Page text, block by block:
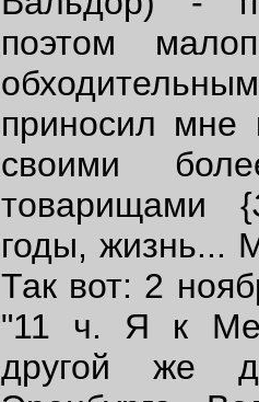
поэтом
приносил мне
своими
товарищами {
годы, жизнь...
Так вот: 2
"11 ч. Я к
другой же